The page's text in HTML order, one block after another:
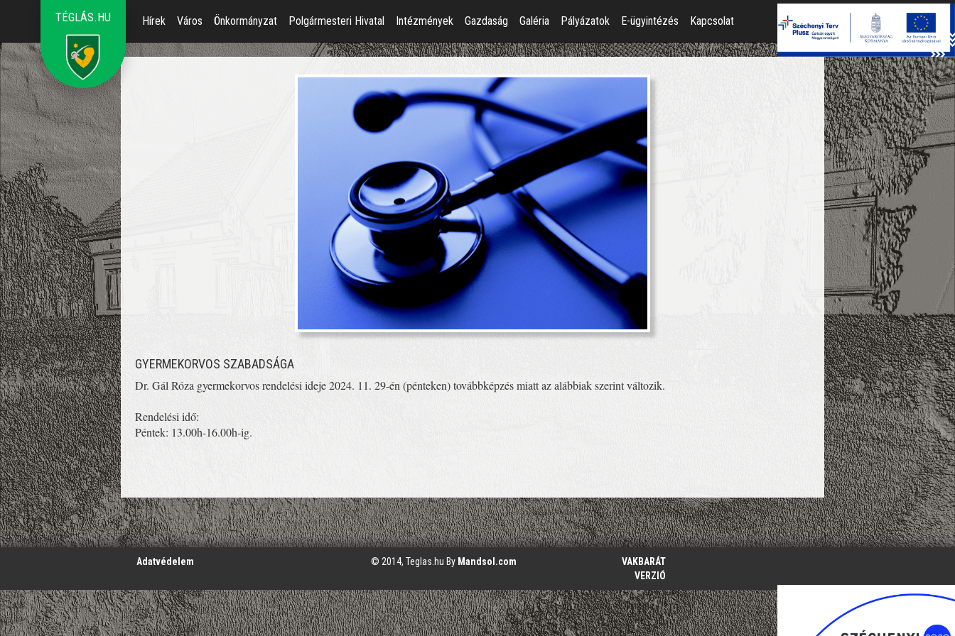
TÉGLÁS.HU Hírek Város Önkormányzat Polgármesteri Hivatal Intézmények Gazdaság Galéria Pályázatok E-ügyintézés Kapcsolat
GYERMEKORVOS SZABADSÁGA
Dr. Gál Róza gyermekorvos rendelési ideje 2024. 11. 29-én (pénteken) továbbképzés miatt az alábbiak szerint változik.
Rendelési idő:
Péntek: 13.00h-16.00h-ig.
';
Adatvédelem © 2014, Teglas.hu By Mandsol.com
VAKBARÁT
VERZIÓ